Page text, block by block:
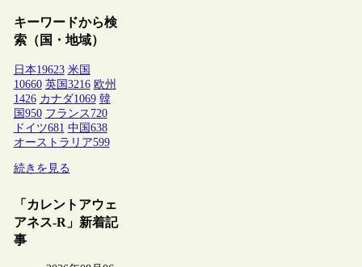
キーワードから検
索（国・地域）
日本19623 米国
10660 英国 3216 欧州
1426 カナダ1069 韓
国 950 フランス 720
ドイツ681 中国 638
オーストラリア599
続きを見る
「カレントアウェ
アネス-R」新着記
事